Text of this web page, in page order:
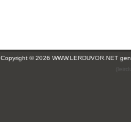
Copyright © 2026 WWW.LERDUVOR.NET